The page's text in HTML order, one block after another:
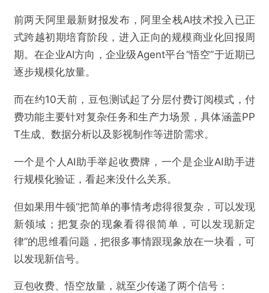
前两天阿里最新财报发布，阿里全栈AI技术投入已正
式跨越初期培育阶段，进入正向的规模商业化回报周
期。在企业AI方向，企业级Agent平台“悟空”于近期已
逐步规模化放量。
而在约10天前，豆包测试起了分层付费订阅模式，付
费功能主要针对复杂任务和生产力场景，具体涵盖PP
T生成、数据分析以及影视制作等进阶需求。
一个是个人AI助手举起收费牌，一个是企业AI助手进
行规模化验证，看起来没什么关系。
但如果用牛顿“把简单的事情考虑得很复杂，可以发现
新领域；把复杂的现象看得很简单，可以发现新定
律”的思维看问题，把很多事情跟现象放在一块看，可
以发现新信号。
豆包收费、悟空放量，就至少传递了两个信号：